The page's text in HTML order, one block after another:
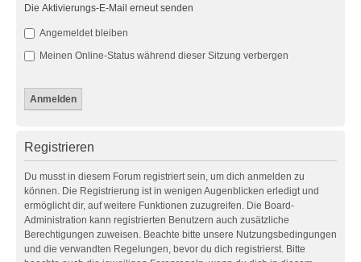
Die Aktivierungs-E-Mail erneut senden
Angemeldet bleiben
Meinen Online-Status während dieser Sitzung verbergen
Registrieren
Du musst in diesem Forum registriert sein, um dich anmelden zu
können. Die Registrierung ist in wenigen Augenblicken erledigt und
ermöglicht dir, auf weitere Funktionen zuzugreifen. Die Board-
Administration kann registrierten Benutzern auch zusätzliche
Berechtigungen zuweisen. Beachte bitte unsere Nutzungsbedingungen
und die verwandten Regelungen, bevor du dich registrierst. Bitte